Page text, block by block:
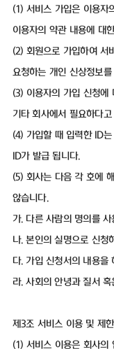
(1) 서비스 가입은 이용자
이용자의 약관 내용에 대
(2) 회원으로 가입하여 서
요청하는 개인 신상정보
(3) 이용자의 가입 신청에
기타 회사에서 필요하다
(4) 가입할 때 입력한 ID
ID가 발급 됩니다.
(5) 회사는 다음 각 호에
않습니다.
가. 다른 사람의 명의를
나. 본인의 실명으로 신청
다. 가입 신청서의 내용을
라. 사회의 안녕과 질서
제3조 서비스 이용 및 제한
(1) 서비스 이용은 회사의